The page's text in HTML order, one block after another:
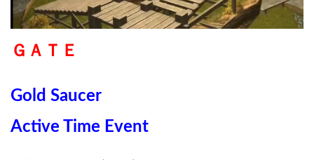
ＧＡＴＥ
Gold Saucer
Active Time Event